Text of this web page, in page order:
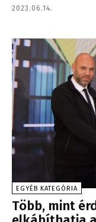
2023.06.14.
EGYÉB KATEGÓRIA
Több, mint